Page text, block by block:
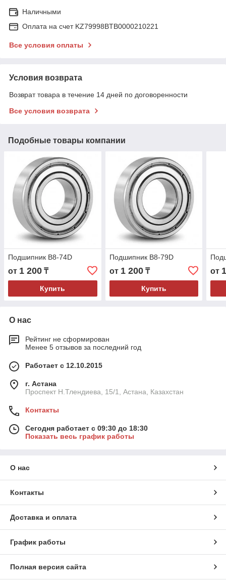
Наличными
Оплата на счет KZ79998BTB0000210221
Все условия оплаты
Условия возврата
Возврат товара в течение 14 дней по договоренности
Все условия возврата
Подобные товары компании
Подшипник B8-74D
от 1 200 ₸
Купить
Подшипник B8-79D
от 1 200₸
Купить
от
О нас
Рейтинг не сформирован
Менее 5 отзывов за последний год
Работает с 12.10.2015
г. Астана
Проспект Н.Тлендиева, 15/1, Астана, Казахстан
Контакты
Сегодня работает с 09:30 до 18:30
Показать весь график работы
О нас
Контакты
Доставка и оплата
График работы
Полная версия сайта